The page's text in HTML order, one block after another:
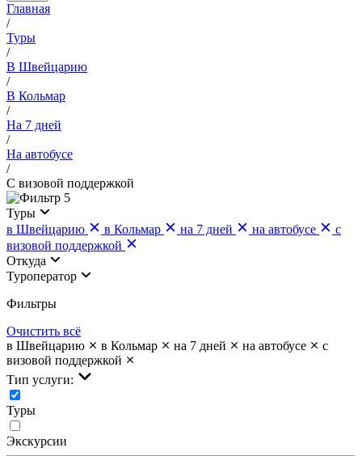
Главная
/
Туры
/
В Швейцарию
/
В Кольмар
/
На 7 дней
/
На автобусе
/
С визовой поддержкой
5
Туры
в Швейцарию
в Кольмар на 7 дней на автобусе
с
визовой поддержкой
Откуда
Туроператор
Фильтры
Очистить всё
в Швейцарию
в Кольмар на 7 дней на автобусе
с
визовой поддержкой
Тип услуги:
Туры
Экскурсии